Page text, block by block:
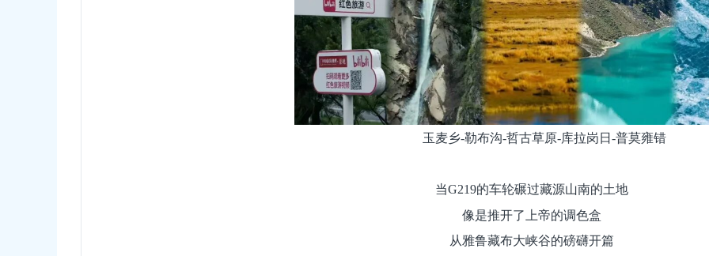
玉麦乡-勒布沟-哲古草原-库拉岗日-普莫雍错
当G219的车轮碾过藏源山南的土地
像是推开了上帝的调色盒
从雅鲁藏布大峡谷的磅礴开篇